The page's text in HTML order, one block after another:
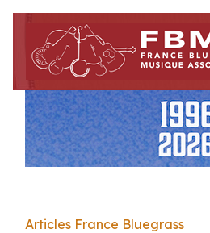
Articles France Bluegrass